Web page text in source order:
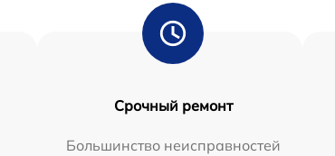
Срочный ремонт
Большинство неисправностей